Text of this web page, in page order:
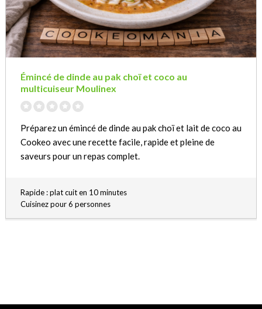
Émincé de dinde au pak choï et coco au
multicuiseur Moulinex
Préparez un émincé de dinde au pak choï et lait de coco au
Cookeo avec une recette facile, rapide et pleine de
saveurs pour un repas complet.
Rapide : plat cuit en 10 minutes
Cuisinez pour 6 personnes